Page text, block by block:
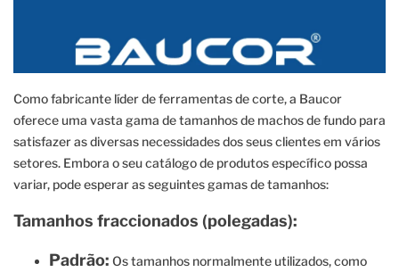
Como fabricante líder de ferramentas de corte, a Baucor
oferece uma vasta gama de tamanhos de machos de fundo para
satisfazer as diversas necessidades dos seus clientes em vários
setores. Embora o seu catálogo de produtos específico possa
variar, pode esperar as seguintes gamas de tamanhos:
Tamanhos fraccionados (polegadas):
Padrão: Os tamanhos normalmente utilizados, como